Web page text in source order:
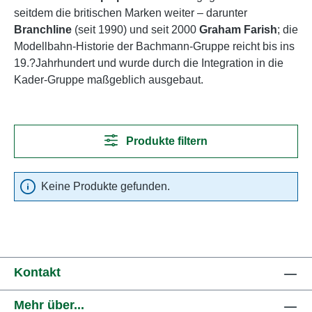
seitdem die britischen Marken weiter – darunter
Branchline (seit 1990) und seit 2000 Graham Farish; die
Modellbahn-Historie der Bachmann-Gruppe reicht bis ins
19.?Jahrhundert und wurde durch die Integration in die
Kader-Gruppe maßgeblich ausgebaut.
Produkte filtern
Keine Produkte gefunden.
Kontakt
Mehr über...